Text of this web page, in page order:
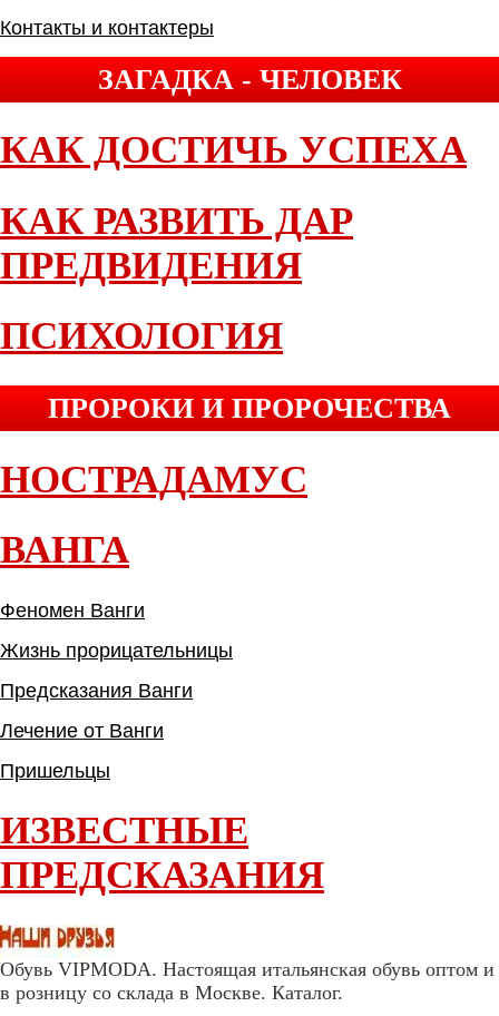
Контакты и контактеры
ЗАГАДКА - ЧЕЛОВЕК
КАК ДОСТИЧЬ УСПЕХА
КАК РАЗВИТЬ ДАР
ПРЕДВИДЕНИЯ
ПСИХОЛОГИЯ
ПРОРОКИ И ПРОРОЧЕСТВА
НОСТРАДАМУС
ВАНГА
Феномен Ванги
Жизнь прорицательницы
Предсказания Ванги
Лечение от Ванги
Пришельцы
ИЗВЕСТНЫЕ
ПРЕДСКАЗАНИЯ
Обувь VIPMODA. Настоящая итальянская обувь оптом и
в розницу со склада в Москве. Каталог.